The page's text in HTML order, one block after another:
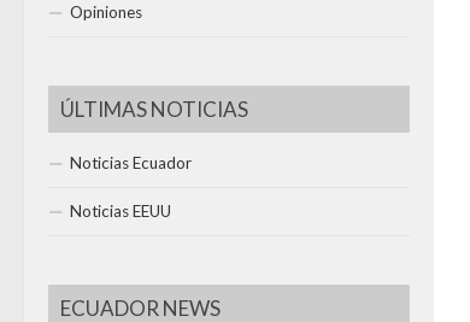
Opiniones
ÚLTIMAS NOTICIAS
Noticias Ecuador
Noticias EEUU
ECUADOR NEWS